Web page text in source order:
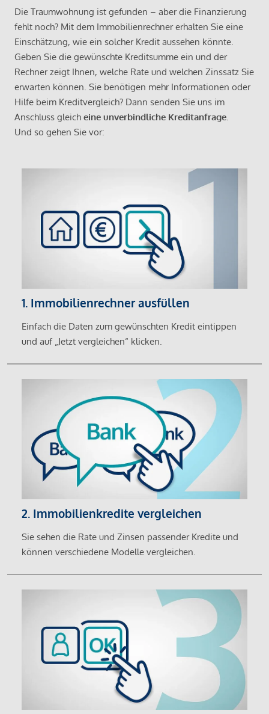
Die Traumwohnung ist gefunden – aber die Finanzierung
fehlt noch? Mit dem Immobilienrechner erhalten Sie eine
Einschätzung, wie ein solcher Kredit aussehen könnte.
Geben Sie die gewünschte Kreditsumme ein und der
Rechner zeigt Ihnen, welche Rate und welchen Zinssatz Sie
erwarten können. Sie benötigen mehr Informationen oder
Hilfe beim Kreditvergleich? Dann senden Sie uns im
Anschluss gleich eine unverbindliche Kreditanfrage.
Und so gehen Sie vor:
1. Immobilienrechner ausfüllen
Einfach die Daten zum gewünschten Kredit eintippen
und auf „Jetzt vergleichen“ klicken.
2. Immobilienkredite vergleichen
Sie sehen die Rate und Zinsen passender Kredite und
können verschiedene Modelle vergleichen.